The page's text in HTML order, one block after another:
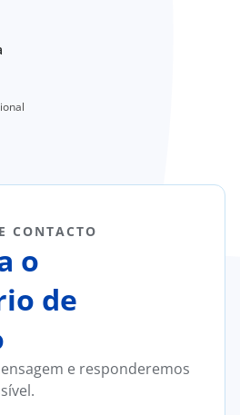
CONTACTO
o
de
e responderemos